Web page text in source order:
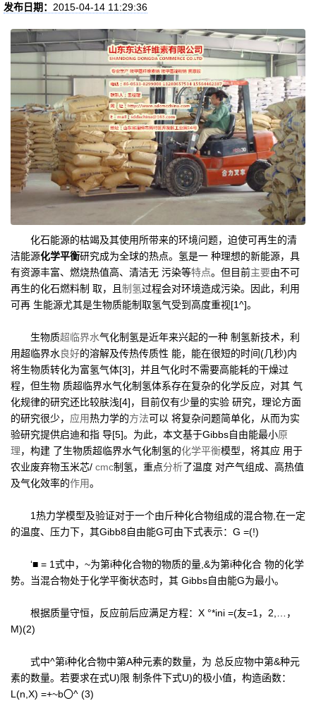
发布日期： 2015-04-14 11:29:36
化石能源的枯竭及其使用所带来的环境问题，迫使可再生的清
洁能源化学平衡研究成为全球的热点。氢是一 种理想的新能源，具
有资源丰富、燃烧热值高、清洁无 污染等特点。但目前主要由不可
再生的化石燃料制 取，且制氢过程会对环境造成污染。因此，利用
可再 生能源尤其是生物质能制取氢气受到高度重视[1^]。
生物质超临界水气化制氢是近年来兴起的一种 制氢新技术，利
用超临界水良好的溶解及传热传质性 能，能在很短的时间(几秒)内
将生物质转化为富氢气体[3]，并且气化时不需要高能耗的干燥过
程，但生物 质超临界水气化制氢体系存在复杂的化学反应，对其 气
化规律的研究还比较肤浅[4]，目前仅有少量的实验 研究，理论方面
的研究很少， 应用热力学的方法可以 将复杂问题简单化，从而为实
验研究提供启迪和指 导[5]。为此，本文基于Gibbs自由能最小原
理，构建 了生物质超临界水气化制氢的化学平衡模型，将其应 用于
农业废弃物玉米芯/ cmc制氢，重点分析了温度 对产气组成、高热值
及气化效率的作用。
1热力学模型及验证对于一个由斤种化合物组成的混合物,在一定
的温度、压力下，其Gibb8自由能G可由下式表示：G =(!)
‘■ = 1式中，~为第i种化合物的物质的量,&为第i种化合 物的化学
势。当混合物处于化学平衡状态时，其 Gibbs自由能G为最小。
根据质量守恒，反应前后应满足方程：X °*ini =(友=1，2,…，
M)(2)
式中^第i种化合物中第A种元素的数量，为 总反应物中第&种元
素的数量。若要求在式U)限 制条件下式U)的极小值，构造函数：
L(n,X) =+~b〇^ (3)